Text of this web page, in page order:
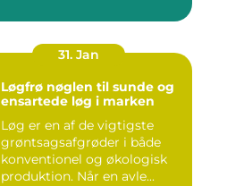
31. Jan
Løgfrø nøglen til sunde og
ensartede løg i marken
Løg er en af de vigtigste
grøntsagsafgrøder i både
konventionel og økologisk
produktion. Når en avle...